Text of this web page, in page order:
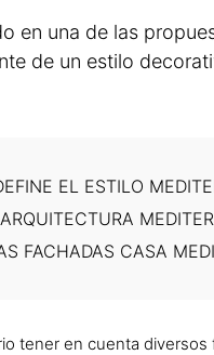
en una de las
de un estilo
EL ESTILO
FACHADAS CASA
tener en cuenta